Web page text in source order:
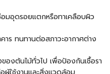
มอุดรอยแตกหรือทาเคลือบผิว
าร ทนทานต่อสภาวะอากาศต่าง
องต้นไม้ทั่วไป เพื่อป้องกันเชื้อรา